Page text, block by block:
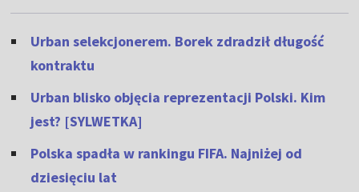
Urban selekcjonerem. Borek zdradził długość
kontraktu
Urban blisko objęcia reprezentacji Polski. Kim
jest? [SYLWETKA]
Polska spadła w rankingu FIFA. Najniżej od
dziesięciu lat